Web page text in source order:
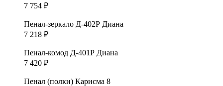
7 754 ₽
Пенал-зеркало Д-402Р Диана
7 218 ₽
Пенал-комод Д-401Р Диана
7 420 ₽
Пенал (полки) Карисма 8